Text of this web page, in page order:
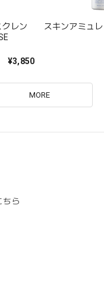
ちら
クレン
¥3,850
スキンアミュ
MORE